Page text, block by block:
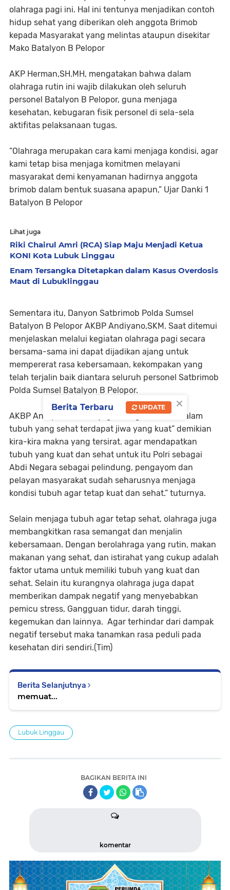
olahraga pagi ini. Hal ini tentunya menjadikan contoh
hidup sehat yang diberikan oleh anggota Brimob
kepada Masyarakat yang melintas ataupun disekitar
Mako Batalyon B Pelopor
AKP Herman,SH.MH, mengatakan bahwa dalam
olahraga rutin ini wajib dilakukan oleh seluruh
personel Batalyon B Pelopor, guna menjaga
kesehatan, kebugaran fisik personel di sela-sela
aktifitas pelaksanaan tugas.
“Olahraga merupakan cara kami menjaga kondisi, agar
kami tetap bisa menjaga komitmen melayani
masyarakat demi kenyamanan hadirnya anggota
brimob dalam bentuk suasana apapun,” Ujar Danki 1
Batalyon B Pelopor
Lihat juga
Riki Chairul Amri (RCA) Siap Maju Menjadi Ketua
KONI Kota Lubuk Linggau
Enam Tersangka Ditetapkan dalam Kasus Overdosis
Maut di Lubuklinggau
Sementara itu, Danyon Satbrimob Polda Sumsel
Batalyon B Pelopor AKBP Andiyano,SKM. Saat ditemui
menjelaskan melalui kegiatan olahraga pagi secara
bersama-sama ini dapat dijadikan ajang untuk
mempererat rasa kebersamaan, kekompakan yang
telah terjalin baik diantara seluruh personel Satbrimob
Polda Sumsel Batalyon B Pelopor.
AKBP Andiyano, S.K.M, juga mengatakan “Didalam
tubuh yang sehat terdapat jiwa yang kuat” demikian
kira-kira makna yang tersirat. agar mendapatkan
tubuh yang kuat dan sehat untuk itu Polri sebagai
Abdi Negara sebagai pelindung, pengayom dan
pelayan masyarakat sudah seharusnya menjaga
kondisi tubuh agar tetap kuat dan sehat.” tuturnya.
Selain menjaga tubuh agar tetap sehat, olahraga juga
membangkitkan rasa semangat dan menjalin
kebersamaan. Dengan berolahraga yang rutin, makan
makanan yang sehat, dan istirahat yang cukup adalah
faktor utama untuk memiliki tubuh yang kuat dan
sehat. Selain itu kurangnya olahraga juga dapat
memberikan dampak negatif yang menyebabkan
pemicu stress, Gangguan tidur, darah tinggi,
kegemukan dan lainnya. Agar terhindar dari dampak
negatif tersebut maka tanamkan rasa peduli pada
kesehatan diri sendiri.(Tim)
Berita Selanjutnya
memuat...
Lubuk Linggau
BAGIKAN BERITA INI
komentar
×
Berita Terbaru UPDATE